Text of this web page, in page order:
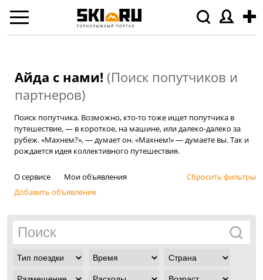
Айда с нами! (Поиск попутчиков и
партнеров)
Поиск попутчика. Возможно, кто-то тоже ищет попутчика в
путешествие, — в короткое, на машине, или далеко-далеко за
рубеж. «Махнем?», — думает он. «Махнем!» — думаете вы. Так и
рождается идея коллективного путешествия.
Сбросить фильтры
О сервисе
Мои объявления
Добавить объявление